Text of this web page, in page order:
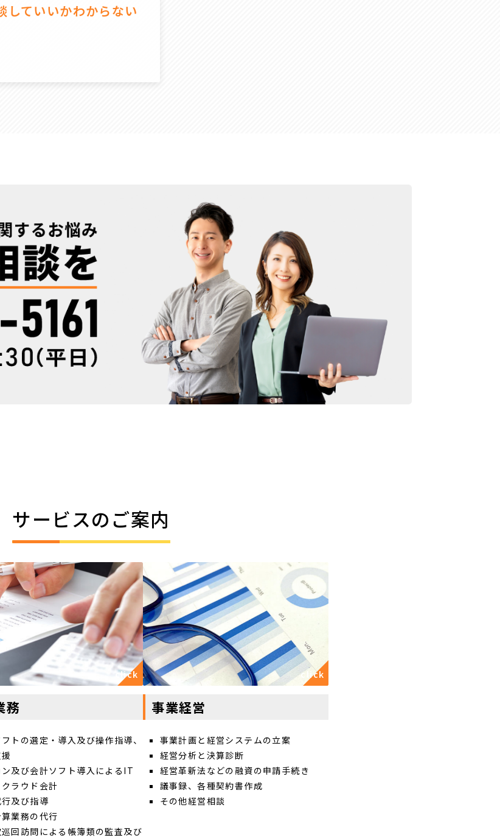
していいかわからない
サービスのご案内
務
トの選定・導入及び操作指導、
ン及び会計ソフト導入によるIT
ラウド会計
及び指導
業務の代行
回訪問による帳簿類の監査及び
事業経営
事業計画と経営システムの立案
経営分析と決算診断
経営革新法などの融資の申請手続き
議事録、各種契約書作成
その他経営相談